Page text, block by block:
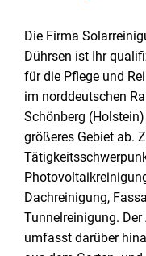
Die Firma
Dührsen ist Ihr
für die Pflege und
im norddeutschen
Schönberg
größeres Gebiet ab.
Dachreinigung,
Tunnelreinigung.
umfasst darüber